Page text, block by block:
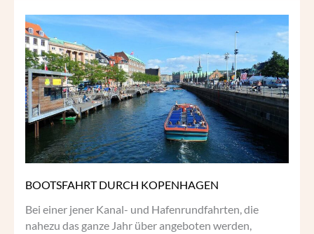
BOOTSFAHRT DURCH KOPENHAGEN
Bei einer jener Kanal- und Hafenrundfahrten, die
nahezu das ganze Jahr über angeboten werden,
BOOTSFAHRT
DURCH
KOPENHAGEN